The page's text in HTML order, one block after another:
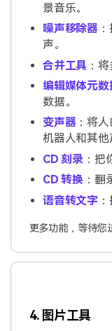
景音乐。
噪声移除器
声。
合并工具 ：
编辑媒体元数
数据。
变声器：将人
机器人和其他
CD 刻录 ：把
CD 转换 ：翻
语音转文字
更多功能，等待您
4. 图片工具